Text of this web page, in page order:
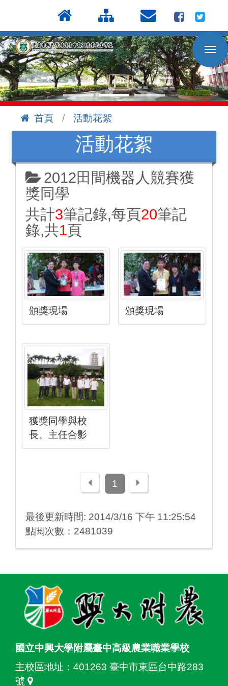
到
主
要
內
容
區
首頁
活動花絮
活動花絮
2012田間機器人競賽獲
獎同學
共計3筆記錄,每頁20筆記
錄,共1頁
頒獎現場 頒獎現場
獲獎同學與校
長、主任合影
上一頁1 下一頁
最後更新時間: 2014/3/16 下午 11:25:54
點閱次數：2481039
國立中興大學附屬臺中高級農業職業學校
主校區地址： 401263 臺中市東區台中路283
號